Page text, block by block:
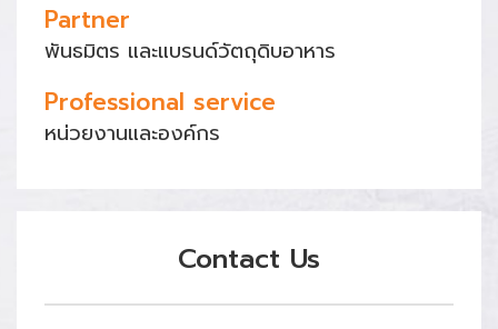
Partner
พันธมิตร และแบรนด์วัตถุดิบอาหาร
Professional service
หน่วยงานและองค์กร
Contact Us